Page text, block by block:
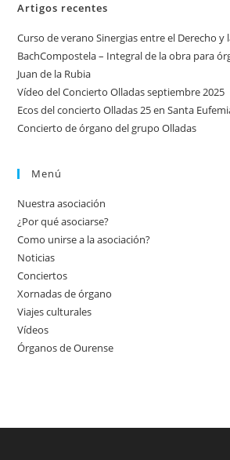
Artigos recentes
Curso de verano Sinergias entre el Derecho y
BachCompostela – Integral de la obra para
Juan de la Rubia
Vídeo del Concierto Olladas septiembre 2025
Ecos del concierto Olladas 25 en Santa
Concierto de órgano del grupo Olladas
Menú
Nuestra asociación
¿Por qué asociarse?
Como unirse a la asociación?
Noticias
Conciertos
Xornadas de órgano
Viajes culturales
Vídeos
Órganos de Ourense